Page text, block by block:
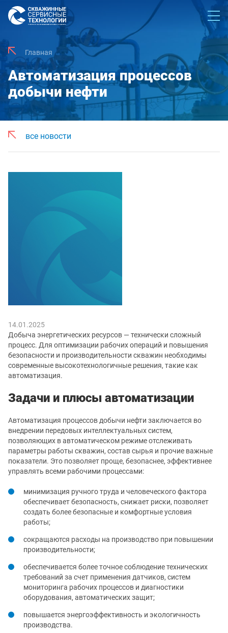
Главная
Автоматизация процессов
добычи нефти
все новости
14.01.2025
Добыча энергетических ресурсов — технически сложный
процесс. Для оптимизации рабочих операций и повышения
безопасности и производительности скважин необходимы
современные высокотехнологичные решения, такие как
автоматизация.
Задачи и плюсы автоматизации
Автоматизация процессов добычи нефти заключается во
внедрении передовых интеллектуальных систем,
позволяющих в автоматическом режиме отслеживать
параметры работы скважин, состав сырья и прочие важные
показатели. Это позволяет проще, безопаснее, эффективнее
управлять всеми рабочими процессами:
минимизация ручного труда и человеческого фактора
обеспечивает безопасность, снижает риски, позволяет
создать более безопасные и комфортные условия
работы;
сокращаются расходы на производство при повышении
производительности;
обеспечивается более точное соблюдение технических
требований за счет применения датчиков, систем
мониторинга рабочих процессов и диагностики
оборудования, автоматических защит;
повышается энергоэффективность и экологичность
производства.